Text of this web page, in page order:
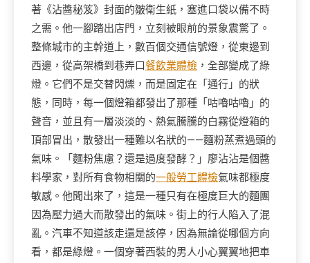
著《沾醬秘笈》封面的皺衛生紙，塞進口袋以備不時
之需。他一腳踏出店門，立刻被眼前的景象震驚了。
整條城市的主幹道上，數百個交通信號燈，從東邊到
西邊，從高架橋到巷弄口餐飲業體檢 ，全部變成了綠
燈。它們不是交替閃爍，而是固定在「通行」的狀
態，同時，每一個燈箱都發出了那種「咕嚕咕嚕」的
聲音，並且有一層淡淡的、熱氣騰騰的白霧從燈箱的
頂部冒出，散發出一種難以名狀的——麵粉蒸煮過頭的
氣味。「麵粉焦慮？還是過度發酵？」廖沾沾是個醬
料學家，對所有食物相關的一般勞工體檢氣味都極度
敏感。他聞出來了，這是一種只有在極度巨大的麵團
因為壓力過大而散發出的氣味。街上的行人陷入了混
亂。汽車不知道該走還是該停，因為無論從哪個方向
看，都是綠燈。一個穿著西裝的男人小心翼翼地把車